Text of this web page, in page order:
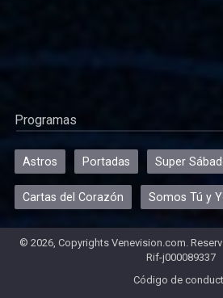
Programas
Astros Portadas Super
Cartas del Corazón Somos Tú y
© 2026, Copyrights Venevision.com.
Rif-j000089337
Código de